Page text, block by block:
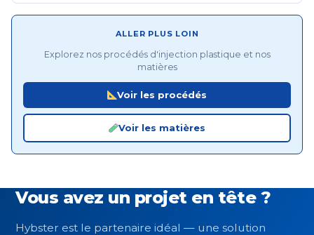
ALLER PLUS LOIN
Explorez nos procédés d'injection plastique et nos
matières
Voir les procédés
Voir les matières
Vous avez un projet en tête ?
Hybster est le partenaire idéal — une solution